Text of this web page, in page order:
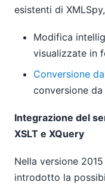
esistenti di
Modifica
visualizzate in
Conversione
conversione da
Integrazione del
XSLT e XQuery
Nella versione
introdotto la